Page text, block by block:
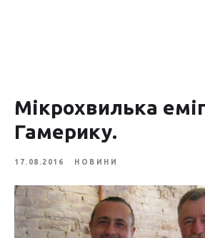
Мікрохвилька
Гамерику.
17.08.2016 НОВИНИ